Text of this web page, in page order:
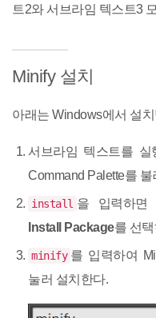
트2와 서브라임 텍스트3
Minify 설치
아래는 Windows에서 설
서브라임 텍스트를 실
Command Palette를 불
install 을 입력하면
Install Package를 선
minify 를 입력하여
눌러 설치한다.